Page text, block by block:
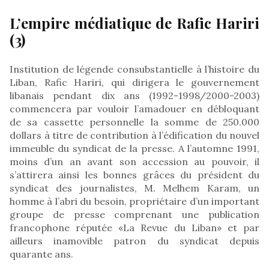
L’empire médiatique de Rafic Hariri
(3)
Institution de légende consubstantielle à l’histoire du
Liban, Rafic Hariri, qui dirigera le gouvernement
libanais pendant dix ans (1992-1998/2000-2003)
commencera par vouloir l’amadouer en débloquant
de sa cassette personnelle la somme de 250.000
dollars à titre de contribution à l’édification du nouvel
immeuble du syndicat de la presse. A l’automne 1991,
moins d’un an avant son accession au pouvoir, il
s’attirera ainsi les bonnes grâces du président du
syndicat des journalistes, M. Melhem Karam, un
homme à l’abri du besoin, propriétaire d’un important
groupe de presse comprenant une publication
francophone réputée «La Revue du Liban» et par
ailleurs inamovible patron du syndicat depuis
quarante ans.